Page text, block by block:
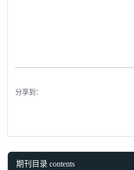
分享到：
期刊目录 contents